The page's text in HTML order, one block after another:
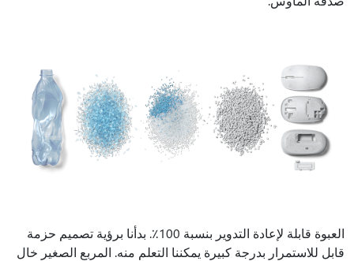
العبوة قابلة لإعادة التدوير بنسبة 100٪. بدأنا برؤية تصميم حزمة
قابل للاستمرار بدرجة كبيرة يمكننا التعلم منه. المربع الصغير خال